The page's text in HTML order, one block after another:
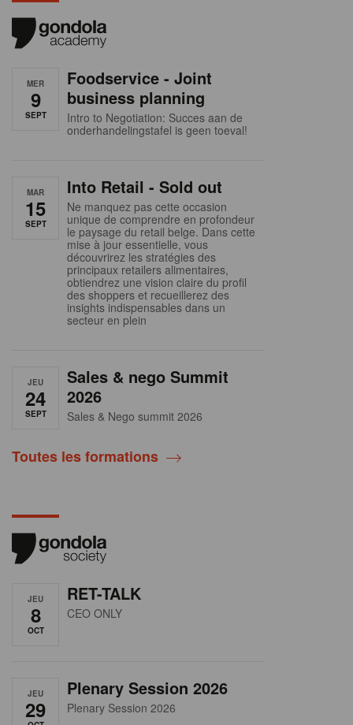
MER
9
SEPT
Foodservice - Joint
business planning
Intro to Negotiation: Succes aan de
onderhandelingstafel is geen toeval!
MAR
15
SEPT
Into Retail - Sold out
Ne manquez pas cette occasion
unique de comprendre en profondeur
le paysage du retail belge. Dans cette
mise à jour essentielle, vous
découvrirez les stratégies des
principaux retailers alimentaires,
obtiendrez une vision claire du profil
des shoppers et recueillerez des
insights indispensables dans un
secteur en plein
JEU
24
SEPT
Sales & nego Summit
2026
Sales & Nego summit 2026
Toutes les formations
JEU
8
OCT
RET-TALK
CEO ONLY
JEU
29
Plenary Session 2026
Plenary Session 2026